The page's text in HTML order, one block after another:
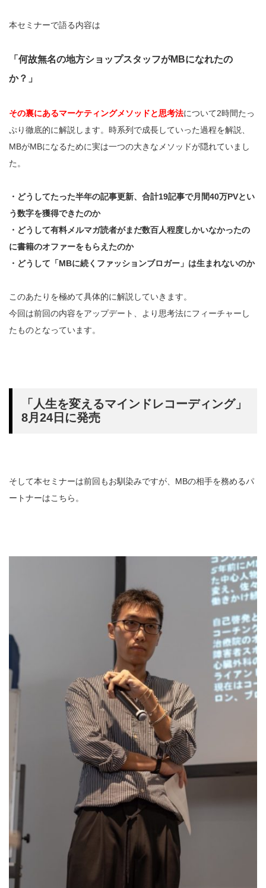
本セミナーで語る内容は
「何故無名の地方ショップスタッフがMBになれたの
か？」
その裏にあるマーケティングメソッドと思考法について2時間たっ
ぷり徹底的に解説します。時系列で成長していった過程を解説、
MBがMBになるために実は一つの大きなメソッドが隠れていまし
た。
・どうしてたった半年の記事更新、合計19記事で月間40万PVとい
う数字を獲得できたのか
・どうして有料メルマガ読者がまだ数百人程度しかいなかったの
に書籍のオファーをもらえたのか
・どうして「MBに続くファッションブロガー」は生まれないのか
このあたりを極めて具体的に解説していきます。
今回は前回の内容をアップデート、より思考法にフィーチャーし
たものとなっています。
「人生を変えるマインドレコーディング」
8月24日に発売
そして本セミナーは前回もお馴染みですが、MBの相手を務めるパ
ートナーはこちら。